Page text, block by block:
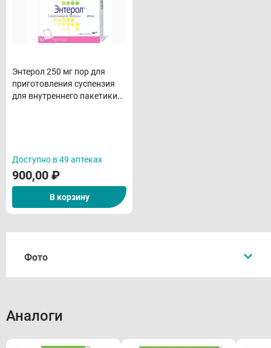
Энтерол 250 мг пор для
приготовления суспензия
для внутреннего пакетики
Доступно в 49 аптеках
900,00 ₽
В корзину
Фото
Аналоги